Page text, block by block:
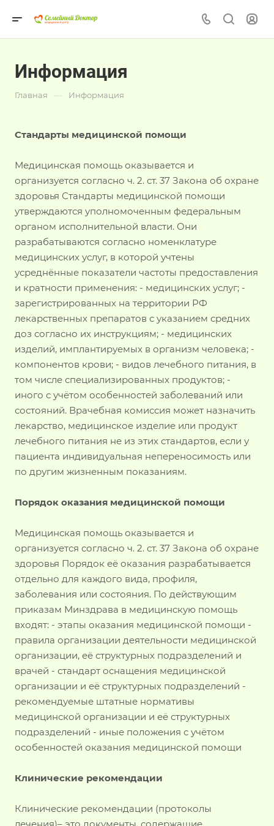
Информация
Главная — Информация
Стандарты медицинской помощи
Медицинская помощь оказывается и
организуется согласно ч. 2. ст. 37 Закона об охране
здоровья Стандарты медицинской помощи
утверждаются уполномоченным федеральным
органом исполнительной власти. Они
разрабатываются согласно номенклатуре
медицинских услуг, в которой учтены
усреднённые показатели частоты предоставления
и кратности применения: - медицинских услуг; -
зарегистрированных на территории РФ
лекарственных препаратов с указанием средних
доз согласно их инструкциям; - медицинских
изделий, имплантируемых в организм человека; -
компонентов крови; - видов лечебного питания, в
том числе специализированных продуктов; -
иного с учётом особенностей заболеваний или
состояний. Врачебная комиссия может назначить
лекарство, медицинское изделие или продукт
лечебного питания не из этих стандартов, если у
пациента индивидуальная непереносимость или
по другим жизненным показаниям.
Порядок оказания медицинской помощи
Медицинская помощь оказывается и
организуется согласно ч. 2. ст. 37 Закона об охране
здоровья Порядок её оказания разрабатывается
отдельно для каждого вида, профиля,
заболевания или состояния. По действующим
приказам Минздрава в медицинскую помощь
входят: - этапы оказания медицинской помощи -
правила организации деятельности медицинской
организации, её структурных подразделений и
врачей - стандарт оснащения медицинской
организации и её структурных подразделений -
рекомендуемые штатные нормативы
медицинской организации и её структурных
подразделений - иные положения с учётом
особенностей оказания медицинской помощи
Клинические рекомендации
Клинические рекомендации (протоколы